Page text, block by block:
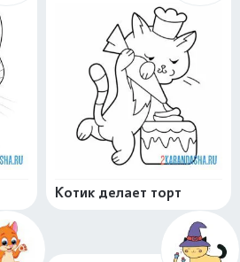
Котик делает торт